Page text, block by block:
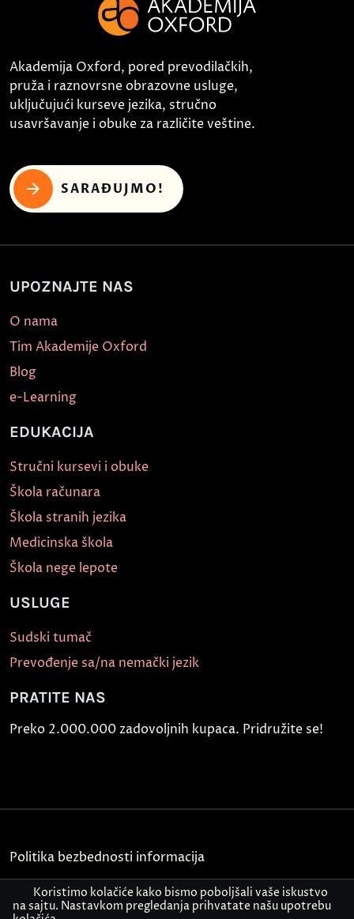
Akademija Oxford, pored prevodilačkih,
pruža i raznovrsne obrazovne usluge,
uključujući kurseve jezika, stručno
usavršavanje i obuke za različite veštine.
SARAĐUJMO!
UPOZNAJTE NAS
O nama
Tim Akademije Oxford
Blog
e-Learning
EDUKACIJA
Stručni kursevi i obuke
Škola računara
Škola stranih jezika
Medicinska škola
Škola nege lepote
USLUGE
Sudski tumač
Prevođenje sa/na nemački jezik
PRATITE NAS
Preko 2.000.000 zadovoljnih kupaca. Pridružite se!
Politika bezbednosti informacija
Kontakt
Koristimo kolačiće kako bismo poboljšali vaše iskustvo
na sajtu. Nastavkom pregledanja prihvatate našu upotrebu